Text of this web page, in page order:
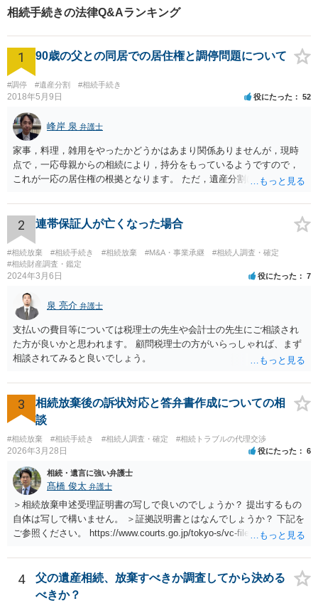
相続手続きの法律Q&Aランキング
1 90歳の父との同居での居住権と調停問題について
#調停 #遺産分割 #相続手続き
2018年5月9日 役にたった 52
峰岸 泉 弁護士
家事，料理，雑用をやったかどうかはあまり関係ありませんが，現時
点で，一応母親からの相続により，持分をもっているようですので，
これが一応の居住権の根拠となります。 ただ，遺産分割により，母の
2 連帯保証人が亡くなった場合
#相続放棄 #相続手続き #相続放棄 #M&A・事業承継
#相続人調査・確定
#相続財産調査・鑑定
2024年3月6日 役にたった 7
泉 亮介 弁護士
支払いの費目等については税理士の先生や会計士の先生にご相談され
た方が良いかと思われます。 顧問税理士の方がいらっしゃれば、まず
相談されてみると良いでしょう。
3
相続放棄後の訴状対応と答弁書作成についての相
談
#相続放棄 #相続手続き #相続人調査・確定 #相続トラブルの代理交渉
2026年3月28日 役にたった 6
相続・遺言に強い弁護士
髙橋 俊太 弁護士
＞相続放棄申述受理証明書の写しで良いのでしょうか？ 提出するもの
自体は写しで構いません。 ＞証拠説明書とはなんでしょうか？ 下記を
ご参照ください。 https://www.courts.go.jp/tokyo-s/vc-files/tokyo-s/file/
4
父の遺産相続、放棄すべきか調査してから決める
べきか？